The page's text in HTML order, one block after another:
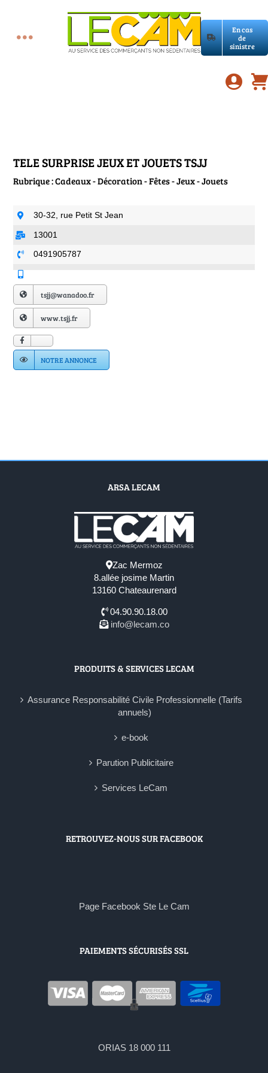
En cas
de
sinistre
Toggle
E-book
Petites annonces
Annuaire Fournisseurs
Actualités
Contact
TELE SURPRISE JEUX ET JOUETS TSJJ
Rubrique : Cadeaux - Décoration - Fêtes - Jeux - Jouets
30-32, rue Petit St Jean
13001
0491905787
tsjj@wanadoo.fr
www.tsjj.fr
NOTRE ANNONCE
ARSA LECAM
Zac Mermoz
8.allée josime Martin
13160 Chateaurenard
04.90.90.18.00
info@lecam.co
PRODUITS & SERVICES LECAM
Assurance Responsabilité Civile Professionnelle (Tarifs
annuels)
e-book
Parution Publicitaire
Services LeCam
RETROUVEZ-NOUS SUR FACEBOOK
Page Facebook Ste Le Cam
PAIEMENTS SÉCURISÉS SSL
ORIAS 18 000 111